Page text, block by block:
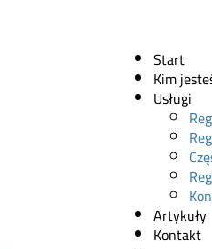
Start
Kim
Usługi
Artykuły
Kontakt